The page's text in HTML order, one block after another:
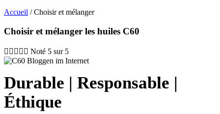
Accueil / Choisir et mélanger
Choisir et mélanger les huiles C60
     Noté 5 sur 5
Durable | Responsable |
Éthique